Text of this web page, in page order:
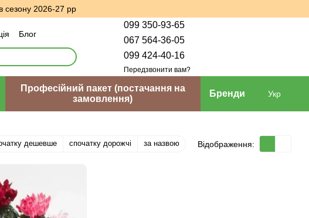
сезону 2026-27 рр
Блог
099 350-93-65
067 564-36-05
099 424-40-16
Передзвонити вам?
Професійний пакет (постачання на
замовлення)
Бренди Укр
дешевше спочатку дорожчі за назвою Відображення: